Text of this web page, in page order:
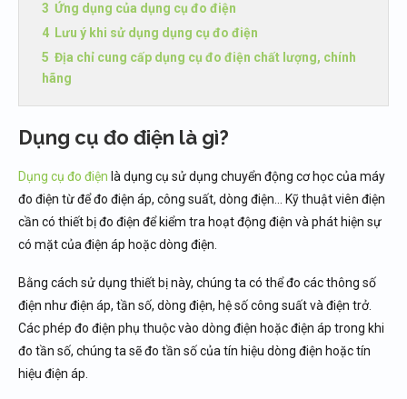
Ứng dụng của dụng cụ đo điện
Lưu ý khi sử dụng dụng cụ đo điện
Địa chỉ cung cấp dụng cụ đo điện chất lượng, chính
hãng
Dụng cụ đo điện là gì?
Dụng cụ đo điện là dụng cụ sử dụng chuyển động cơ học của máy
đo điện từ để đo điện áp, công suất, dòng điện… Kỹ thuật viên điện
cần có thiết bị đo điện để kiểm tra hoạt động điện và phát hiện sự
có mặt của điện áp hoặc dòng điện.
Bằng cách sử dụng thiết bị này, chúng ta có thể đo các thông số
điện như điện áp, tần số, dòng điện, hệ số công suất và điện trở.
Các phép đo điện phụ thuộc vào dòng điện hoặc điện áp trong khi
đo tần số, chúng ta sẽ đo tần số của tín hiệu dòng điện hoặc tín
hiệu điện áp.